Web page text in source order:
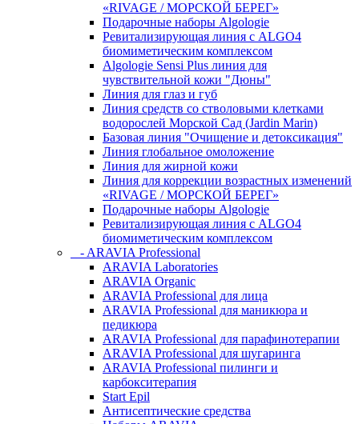
«RIVAGE / МОРСКОЙ БЕРЕГ»
Подарочные наборы Algologie
Ревитализирующая линия с ALGO4
биомиметическим комплексом
Algologie Sensi Plus линия для
чувcтвительной кожи "Дюны"
Линия для глаз и губ
Линия средств со стволовыми клетками
водорослей Морской Сад (Jardin Marin)
Базовая линия "Очищение и детоксикация"
Линия глобальное омоложение
Линия для жирной кожи
Линия для коррекции возрастных изменений
«RIVAGE / МОРСКОЙ БЕРЕГ»
Подарочные наборы Algologie
Ревитализирующая линия с ALGO4
биомиметическим комплексом
- ARAVIA Professional
ARAVIA Laboratories
ARAVIA Organic
ARAVIA Professional для лица
ARAVIA Professional для маникюра и
педикюра
ARAVIA Professional для парафинотерапии
ARAVIA Professional для шугаринга
ARAVIA Professional пилинги и
карбокситерапия
Start Epil
Антисептические средства